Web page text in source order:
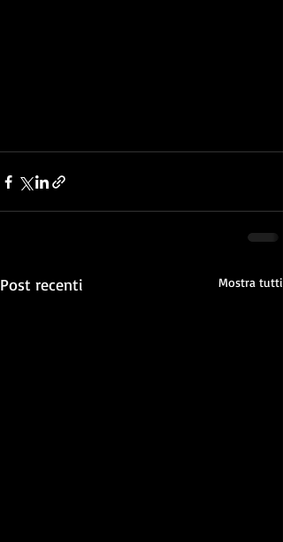
Post recenti Mostra tutti